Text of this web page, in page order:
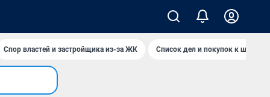
Спор властей и застройщика из-за ЖК Список дел и покупок к школе